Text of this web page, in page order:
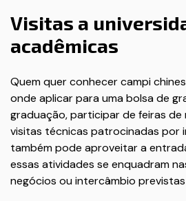
Visitas a
acadêmicas
Quem quer conhecer campi
onde aplicar para uma bolsa de
graduação, participar de feiras
visitas técnicas patrocinadas por
também pode aproveitar a
essas atividades se enquadram
negócios ou intercâmbio